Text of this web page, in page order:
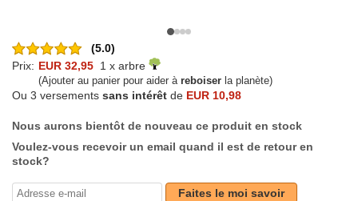
(5.0)
Prix: EUR 32,95 1 x arbre
(Ajouter au panier pour aider à reboiser la planète)
Ou 3 versements sans intérêt de EUR 10,98
Nous aurons bientôt de nouveau ce produit en stock
Voulez-vous recevoir un email quand il est de retour en
stock?
Faites le moi savoir